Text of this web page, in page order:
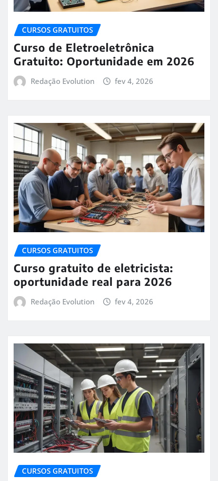
CURSOS GRATUITOS
Curso de Eletroeletrônica
Gratuito: Oportunidade em 2026
Redação Evolution fev 4, 2026
CURSOS GRATUITOS
Curso gratuito de eletricista:
oportunidade real para 2026
Redação Evolution fev 4, 2026
CURSOS GRATUITOS